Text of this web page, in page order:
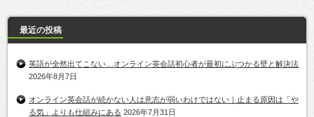
最近の投稿
英語が全然出てこない…オンライン英会話初心者が最初にぶつかる壁と解決法
2026年8月7日
オンライン英会話が続かない人は意志が弱いわけではない｜止まる原因は「や
る気」よりも仕組みにある 2026年7月31日